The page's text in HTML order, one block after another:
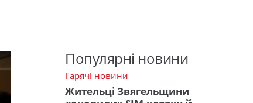
Популярні новини
Гарячі новини
Жительці Звягельщини